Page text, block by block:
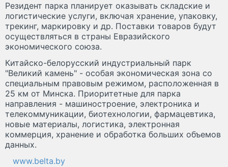
Резидент парка планирует оказывать складские и
логистические услуги, включая хранение, упаковку,
трекинг, маркировку и др. Поставки товаров будут
осуществляться в страны Евразийского
экономического союза.
Китайско-белорусский индустриальный парк
"Великий камень" - особая экономическая зона со
специальным правовым режимом, расположенная в
25 км от Минска. Приоритетные для парка
направления - машиностроение, электроника и
телекоммуникации, биотехнологии, фармацевтика,
новые материалы, логистика, электронная
коммерция, хранение и обработка больших объемов
данных.
www.belta.by